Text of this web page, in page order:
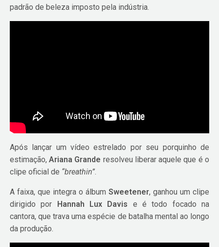
padrão de beleza imposto pela indústria.
Após lançar um vídeo estrelado por seu porquinho de
estimação,Ariana Grande resolveu liberar aquele que é o
clipe oficial de “breathin”.
A faixa, que integra o álbum Sweetener, ganhou um clipe
dirigido por
Hannah Lux Davis e é todo focado na
cantora, que trava uma espécie de batalha mental ao longo
da produção.